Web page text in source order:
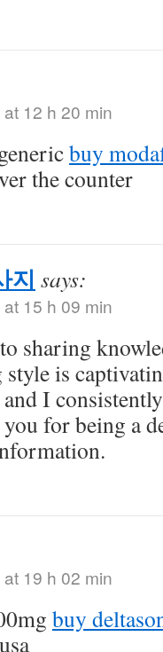
12 h 20 min
buy
the counter
지 says:
15 h 09 min
sharing
is
I
for being a
19 h 02 min
buy